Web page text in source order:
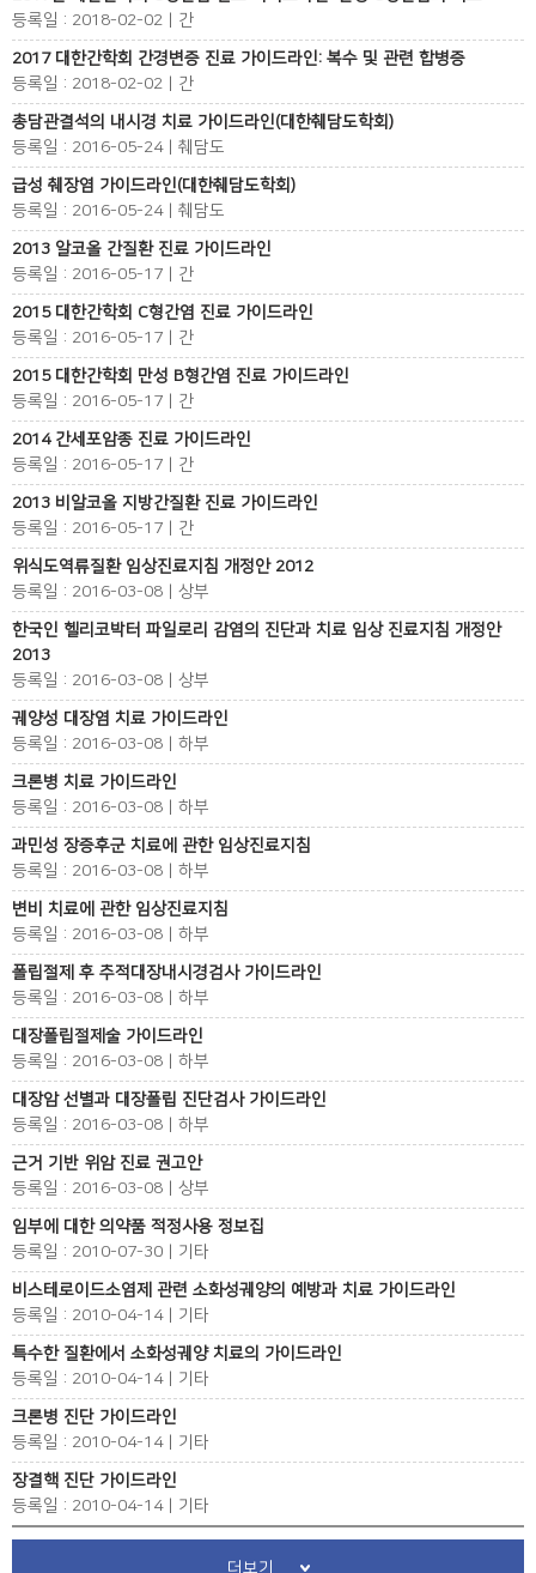
등록일 : 2018-02-02 | 간
2017 대한간학회 간경변증 진료 가이드라인: 복수 및 관련 합병증
등록일 : 2018-02-02 | 간
총담관결석의 내시경 치료 가이드라인(대한췌담도학회)
등록일 : 2016-05-24 | 췌담도
급성 췌장염 가이드라인(대한췌담도학회)
등록일 : 2016-05-24 | 췌담도
2013 알코올 간질환 진료 가이드라인
등록일 : 2016-05-17 | 간
2015 대한간학회 C형간염 진료 가이드라인
등록일 : 2016-05-17 | 간
2015 대한간학회 만성 B형간염 진료 가이드라인
등록일 : 2016-05-17 | 간
2014 간세포암종 진료 가이드라인
등록일 : 2016-05-17 | 간
2013 비알코올 지방간질환 진료 가이드라인
등록일 : 2016-05-17 | 간
위식도역류질환 임상진료지침 개정안 2012
등록일 : 2016-03-08 | 상부
한국인 헬리코박터 파일로리 감염의 진단과 치료 임상 진료지침 개정안
2013
등록일 : 2016-03-08 | 상부
궤양성 대장염 치료 가이드라인
등록일 : 2016-03-08 | 하부
크론병 치료 가이드라인
등록일 : 2016-03-08 | 하부
과민성 장증후군 치료에 관한 임상진료지침
등록일 : 2016-03-08 | 하부
변비 치료에 관한 임상진료지침
등록일 : 2016-03-08 | 하부
폴립절제 후 추적대장내시경검사 가이드라인
등록일 : 2016-03-08 | 하부
대장폴립절제술 가이드라인
등록일 : 2016-03-08 | 하부
대장암 선별과 대장폴립 진단검사 가이드라인
등록일 : 2016-03-08 | 하부
근거 기반 위암 진료 권고안
등록일 : 2016-03-08 | 상부
임부에 대한 의약품 적정사용 정보집
등록일 : 2010-07-30 | 기타
비스테로이드소염제 관련 소화성궤양의 예방과 치료 가이드라인
등록일 : 2010-04-14 | 기타
특수한 질환에서 소화성궤양 치료의 가이드라인
등록일 : 2010-04-14 | 기타
크론병 진단 가이드라인
등록일 : 2010-04-14 | 기타
장결핵 진단 가이드라인
등록일 : 2010-04-14 | 기타
더보기